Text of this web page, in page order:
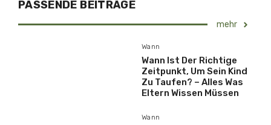
PASSENDE BEITRÄGE
mehr
Wann
Wann Ist Der Richtige
Zeitpunkt, Um Sein Kind
Zu Taufen? – Alles Was
Eltern Wissen Müssen
Wann